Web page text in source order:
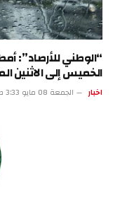
“الوطني للأرصاد”:
الخميس إلى الاثنين
اخبار الجمعة 08 مايو 3:33 ص